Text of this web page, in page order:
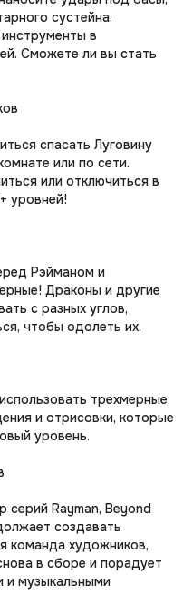
сустейна.
в
Сможете ли вы стать
спасать Луговину
или по сети.
или отключиться в
уровней!
Рэйманом и
Драконы и другие
с разных углов,
чтобы одолеть их.
трехмерные
и отрисовки, которые
уровень.
серий Rayman, Beyond
создавать
команда художников,
в сборе и порадует
и музыкальными